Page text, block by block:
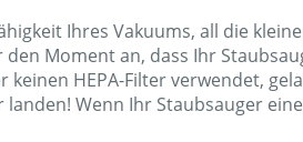
Sie ihn absaugen.
Teil macht Sinn. Aktivkohle wird
allein hat keine